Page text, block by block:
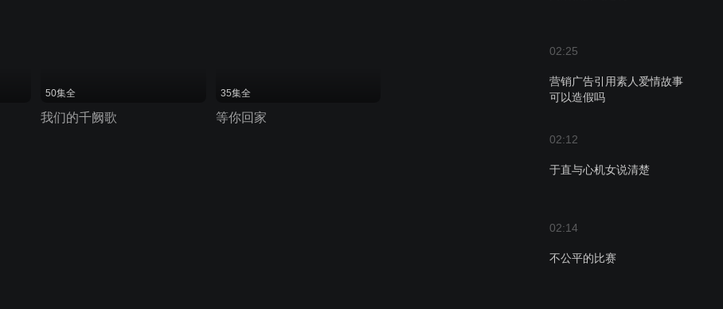
02:25
营销广告引用素人爱情故事
可以造假吗
02:12
于直与心机女说清楚
02:14
不公平的比赛
50集全
我们的千阙歌
35集全
等你回家